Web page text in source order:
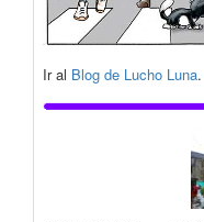
Ir al Blog de Lucho Luna.